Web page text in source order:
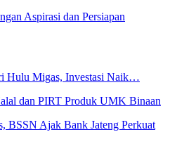
Aspirasi dan Persiapan
Hulu Migas, Investasi Naik…
dan PIRT Produk UMK Binaan
BSSN Ajak Bank Jateng Perkuat